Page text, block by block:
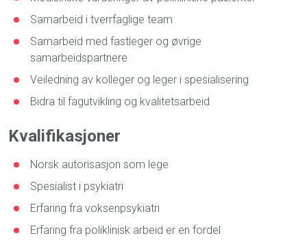
Samarbeid i tverrfaglige team
Samarbeid med fastleger og øvrige
samarbeidspartnere
Veiledning av kolleger og leger i spesialisering
Bidra til fagutvikling og kvalitetsarbeid
Kvalifikasjoner
Norsk autorisasjon som lege
Spesialist i psykiatri
Erfaring fra voksenpsykiatri
Erfaring fra poliklinisk arbeid er en fordel